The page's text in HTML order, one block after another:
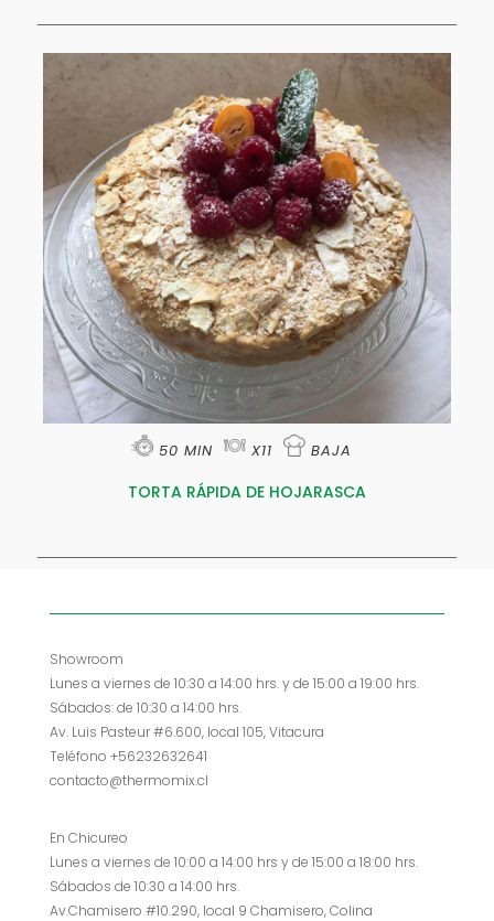
50 MIN X11 BAJA
TORTA RÁPIDA DE HOJARASCA
Showroom
Lunes a viernes de 10:30 a 14:00 hrs. y de 15:00 a 19:00 hrs.
Sábados: de 10:30 a 14:00 hrs.
Av. Luis Pasteur #6.600, local 105, Vitacura
Teléfono +56232632641
contacto@thermomix.cl
En Chicureo
Lunes a viernes de 10:00 a 14:00 hrs y de 15:00 a 18:00 hrs.
Sábados de 10:30 a 14:00 hrs.
Av.Chamisero #10.290, local 9 Chamisero, Colina